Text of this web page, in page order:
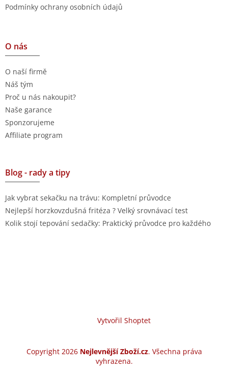
Podmínky ochrany osobních údajů
O nás
O naší firmě
Náš tým
Proč u nás nakoupit?
Naše garance
Sponzorujeme
Affiliate program
Blog - rady a tipy
Jak vybrat sekačku na trávu: Kompletní průvodce
Nejlepší horzkovzdušná fritéza ? Velký srovnávací test
Kolik stojí tepování sedačky: Praktický průvodce pro každého
Vytvořil Shoptet
Copyright 2026 Nejlevnější Zboží.cz. Všechna práva
vyhrazena.